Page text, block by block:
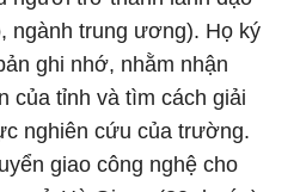
ngành trung ương). Họ ký
ghi nhớ, nhằm nhận
của tỉnh và tìm cách giải
nghiên cứu của trường.
giao công nghệ cho